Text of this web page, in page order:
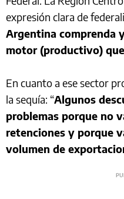
expresión clara de
Argentina comprenda
motor (productivo)
En cuanto a ese sector
la sequía: “Algunos
problemas porque no
retenciones y porque
volumen de